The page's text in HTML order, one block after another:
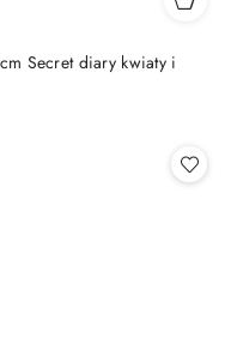
Secret diary kwiaty i